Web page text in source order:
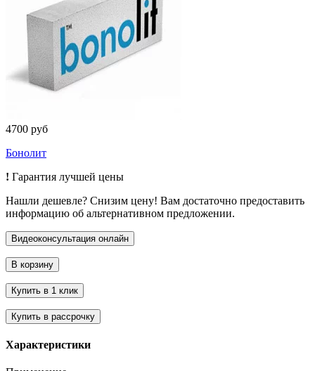
4700 руб
Бонолит
! Гарантия лучшей цены
Нашли дешевле? Снизим цену! Вам достаточно предоставить
информацию об альтернативном предложении.
Характеристики